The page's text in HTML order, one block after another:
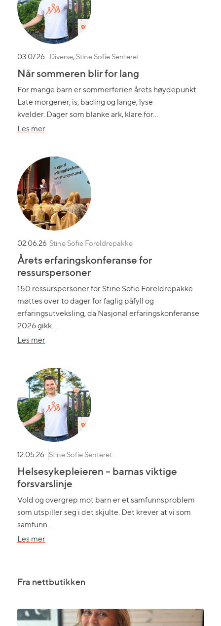
03.07.26 Diverse, Stine Sofie Senteret
Når sommeren blir for lang
For mange barn er sommerferien årets høydepunkt.
Late morgener, is, bading og lange, lyse
kvelder. Dager som blanke ark, klare for…
Les merom
blir
for
lang
02.06.26 Stine Sofie Foreldrepakke
Årets erfaringskonferanse for
ressurspersoner
150 ressurspersoner for Stine Sofie Foreldrepakke
møttes over to dager for faglig påfyll og
erfaringsutveksling, da Nasjonal erfaringskonferanse
2026 gikk…
Les merom
for
ressurspersoner
12.05.26 Stine Sofie Senteret
Helsesykepleieren – barnas viktige
forsvarslinje
Vold og overgrep mot barn er et samfunnsproblem
som utspiller seg i det skjulte. Det krever at vi som
samfunn…
Les merom
viktige
Fra nettbutikken